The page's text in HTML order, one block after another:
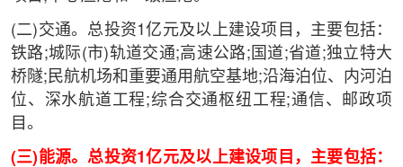
(二)交通。总投资1亿元及以上建设项目，主要包括：
铁路;城际(市)轨道交通;高速公路;国道;省道;独立特大
桥隧;民航机场和重要通用航空基地;沿海泊位、内河泊
位、深水航道工程;综合交通枢纽工程;通信、邮政项
目。
(三)能源。总投资1亿元及以上建设项目，主要包括：